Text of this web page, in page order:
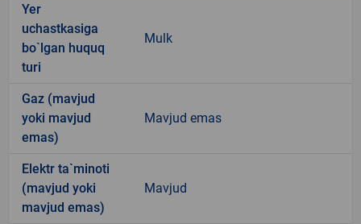
Yer
uchastkasiga
bo`lgan huquq
turi
Mulk
Gaz (mavjud
yoki mavjud
emas)
Mavjud emas
Elektr ta`minoti
(mavjud yoki
mavjud emas)
Mavjud